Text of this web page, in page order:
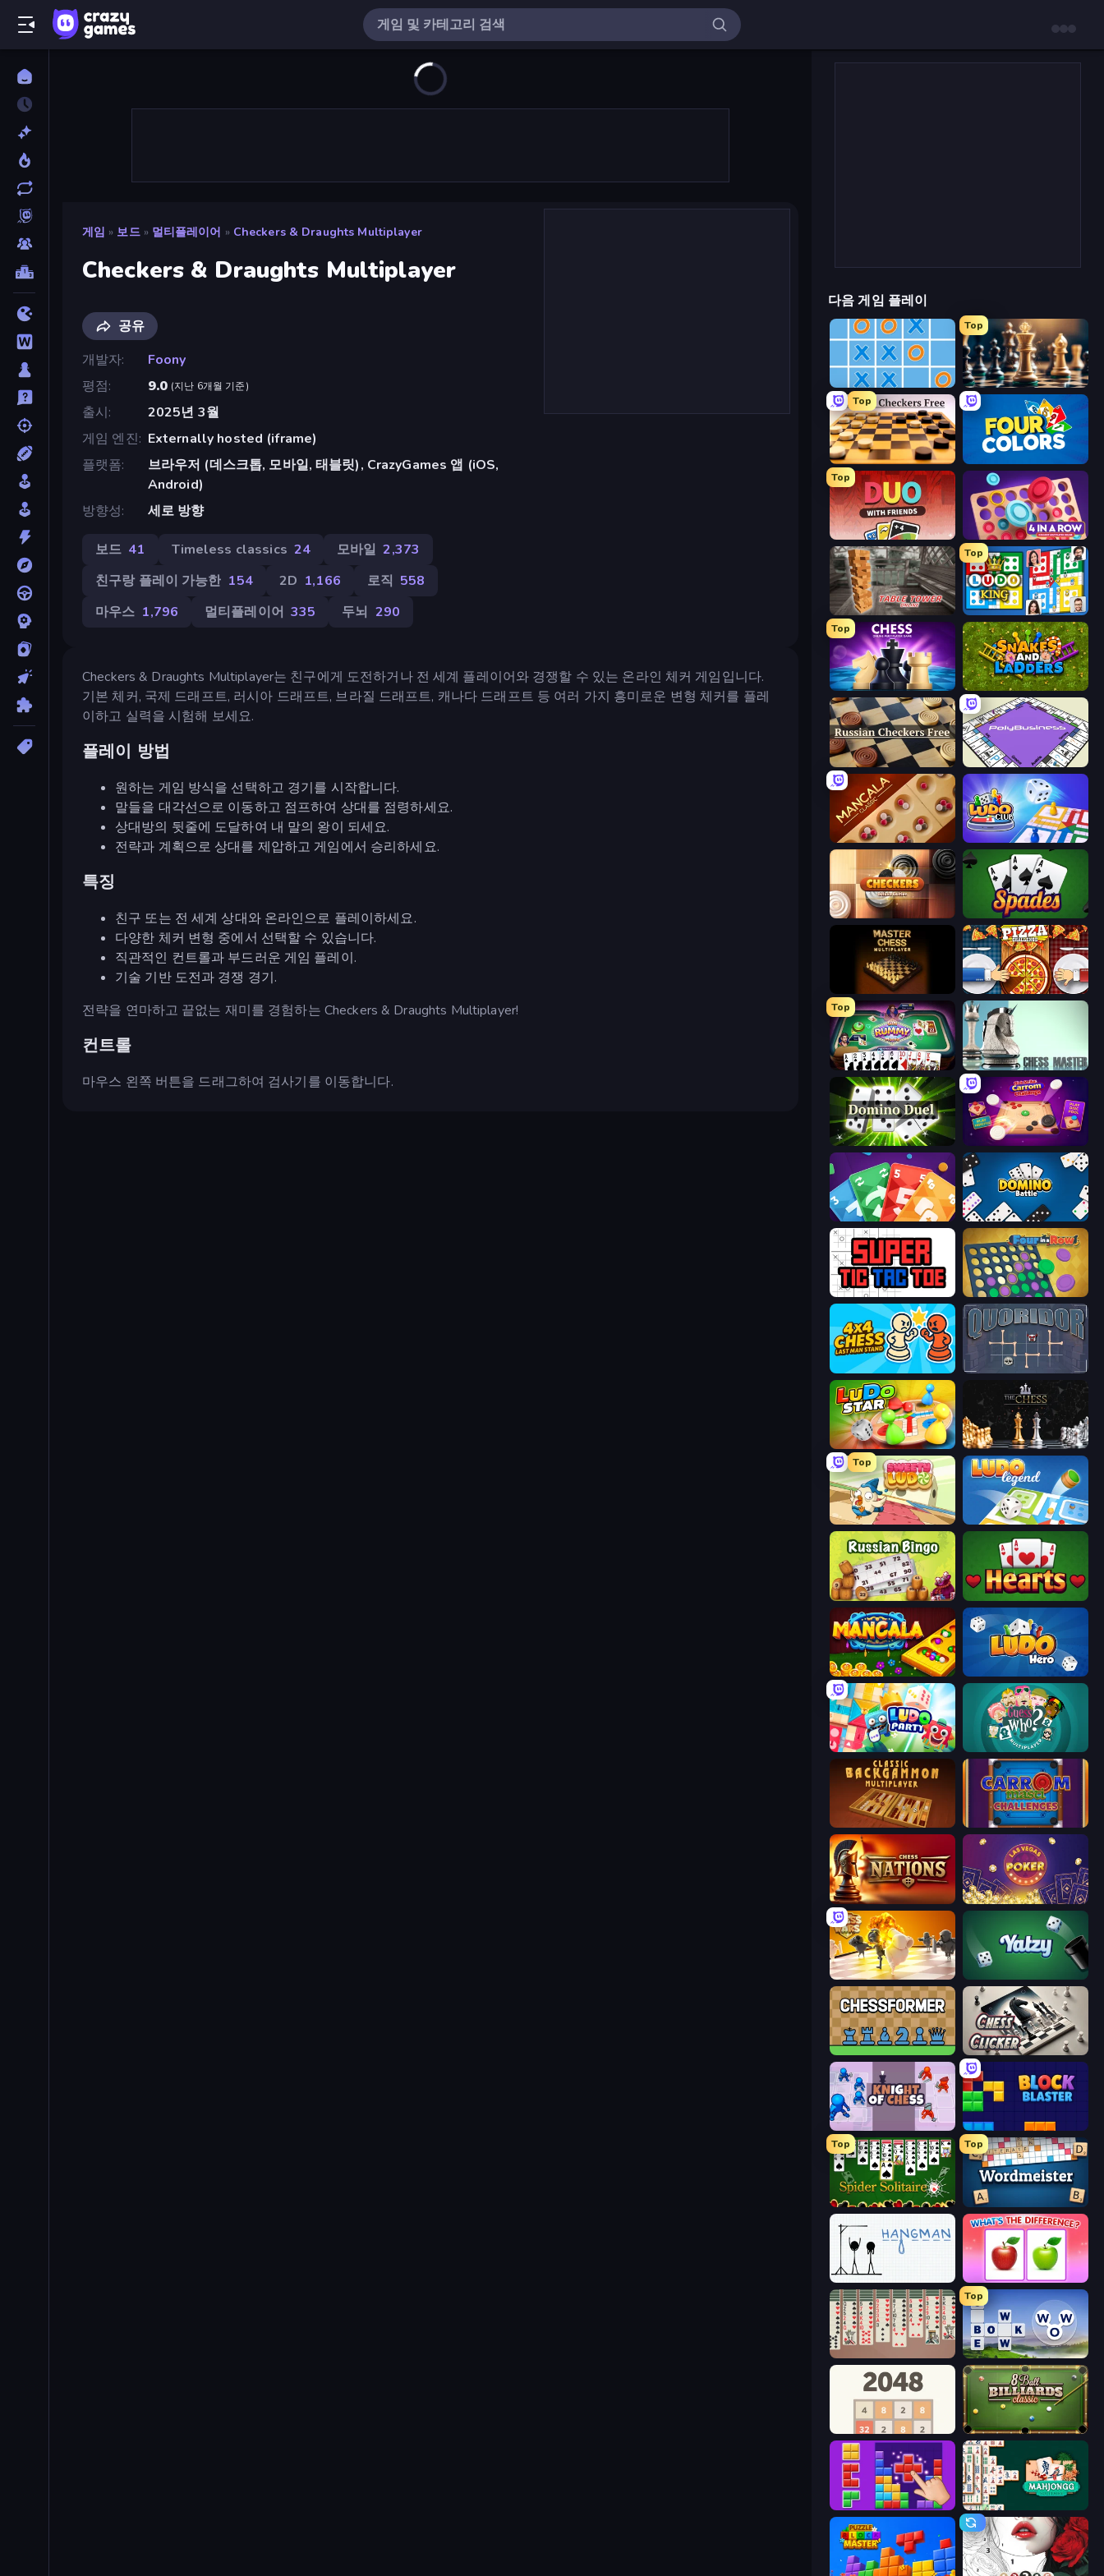
게임 » 보드 » 멀티플레이어 » Checkers & Draughts Multiplayer
Checkers & Draughts Multiplayer
공유
개발자
Foony
평점
9.0 (지난 6개월 기준)
출시
2025년 3월
게임 엔진
Externally hosted (iframe)
플랫폼
브라우저 (데스크톱, 모바일, 태블릿), CrazyGames 앱 (iOS,
Android)
방향성
세로 방향
보드 41 Timeless classics 24 모바일 2,373
친구랑 플레이 가능한 154 2D 1,166 로직 558
마우스 1,796 멀티플레이어 335 두뇌 290
Checkers & Draughts Multiplayer는 친구에게 도전하거나 전 세계 플레이어와 경쟁할 수 있는 온라인 체커 게임입니다.
기본 체커, 국제 드래프트, 러시아 드래프트, 브라질 드래프트, 캐나다 드래프트 등 여러 가지 흥미로운 변형 체커를 플레
이하고 실력을 시험해 보세요.
플레이 방법
원하는 게임 방식을 선택하고 경기를 시작합니다.
말들을 대각선으로 이동하고 점프하여 상대를 점령하세요.
상대방의 뒷줄에 도달하여 내 말의 왕이 되세요.
전략과 계획으로 상대를 제압하고 게임에서 승리하세요.
특징
친구 또는 전 세계 상대와 온라인으로 플레이하세요.
다양한 체커 변형 중에서 선택할 수 있습니다.
직관적인 컨트롤과 부드러운 게임 플레이.
기술 기반 도전과 경쟁 경기.
전략을 연마하고 끝없는 재미를 경험하는 Checkers & Draughts Multiplayer!
컨트롤
마우스 왼쪽 버튼을 드래그하여 검사기를 이동합니다.
다음 게임 플레이
Tic Tac Toe Online
Top
Chess Free
Top
English Checkers Free
Top
DUO With Friends Connect 4 Online Multiplayer
Table Tower Online
Top
Ludo King
Top
Chess Online Multiplayer Snakes and Ladders
Russian Checkers Free PolyBusiness (Unofficial Monopoly)
Mancala Classic Ludo Club
Spades
Master Chess Pizza Challenge
Top
Gin Rummy Mania Chess Master
Domino Duel
Foono Online Multiplayer Domino Battle
Super Tic Tac Toe Four in a Row
4x4 Chess: Last Man Stand Quoridor Online
Ludo Star League The Chess
Top
Sweety Ludo Ludo Legend
Russian Bingo Hearts: Classic
Mancala Online
Ludo Party Guess Who Online
Backgammon Online
Chess Nations Las Vegas Poker
Chess Wars
Chess Clicker
Knight of Chess Block Blaster
Top
Spider Solitaire
Top
Wordmeister
Hangman What's The Difference?
Spider Solitaire 2 Suits
Top
Words of Wonders
2048 8 Ball Billiards Classic
BlockBuster Puzzle Mahjongg Solitaire